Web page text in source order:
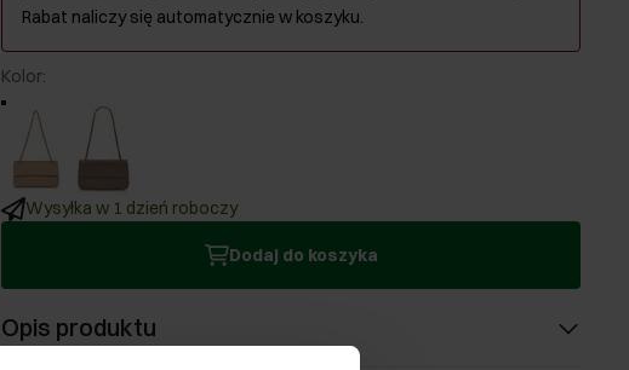
Rabat naliczy się automatycznie w koszyku.
Kolor:
Wysyłka w 1 dzień roboczy
Dodaj do koszyka
Opis produktu